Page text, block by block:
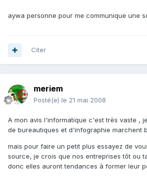
aywa personne pour me communique une
Citer
meriem
Posté(e) le 21 mai 2008
A mon avis l'informatique c'est très vaste ,
de bureautiques et d'infographie marchent
mais pour faire un petit plus essayez de
source, je crois que nos entreprises tôt ou
donc elles auront tendances à former leur